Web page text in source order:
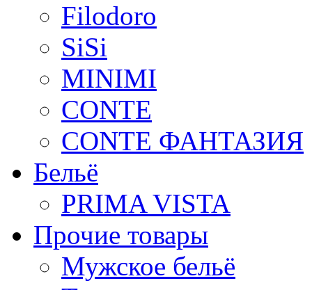
Filodoro
SiSi
MINIMI
CONTE
CONTE ФАНТАЗИЯ
Бельё
PRIMA VISTA
Прочие товары
Мужское бельё